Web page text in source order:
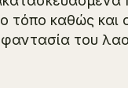
καθώς και
του